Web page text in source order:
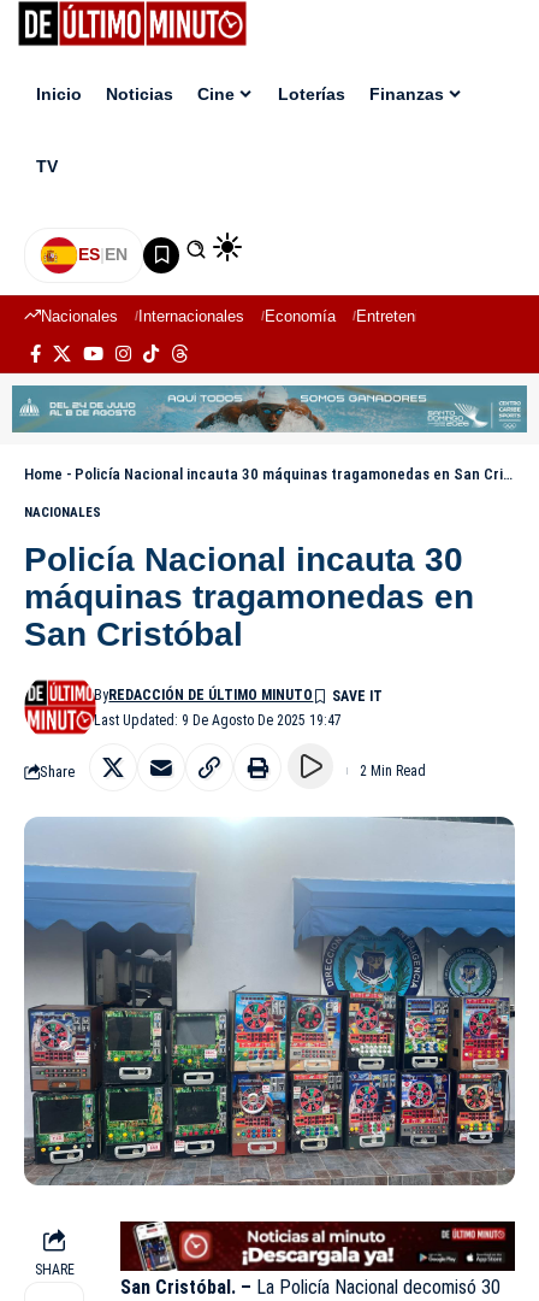
Inicio Noticias Cine Loterías Finanzas
TV
ES|EN
Nacionales Internacionales Economía Entretenimiento
Home - Policía Nacional incauta 30 máquinas tragamonedas en San Cristóbal
NACIONALES
Policía Nacional incauta 30
máquinas tragamonedas en
San Cristóbal
Last Updated: 9 De Agosto De 2025 19:47
ByREDACCIÓN DE ÚLTIMO MINUTO
Share 2 Min Read
SHARE
San Cristóbal. – La Policía Nacional decomisó 30